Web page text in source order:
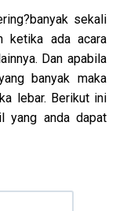
sekali
ketika ada acara
Dan apabila
banyak maka
lebar. Berikut ini
yang anda dapat